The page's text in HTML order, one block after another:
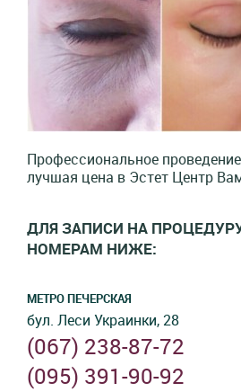
Профессиональное
лучшая цена в Эстет Центр
ДЛЯ ЗАПИСИ НА
НОМЕРАМ НИЖЕ:
МЕТРО ПЕЧЕРСКАЯ
бул. Леси Украинки, 28
(067) 238-87-72
(095) 391-90-92